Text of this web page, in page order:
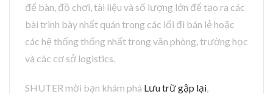
để bàn, đồ chơi, tài liệu và số lượng lớn để tạo ra các
bài trình bày nhất quán trong các lối đi bán lẻ hoặc
các hệ thống thống nhất trong văn phòng, trường học
và các cơ sở logistics.
SHUTER mời bạn khám phá Lưu trữ gập lại,